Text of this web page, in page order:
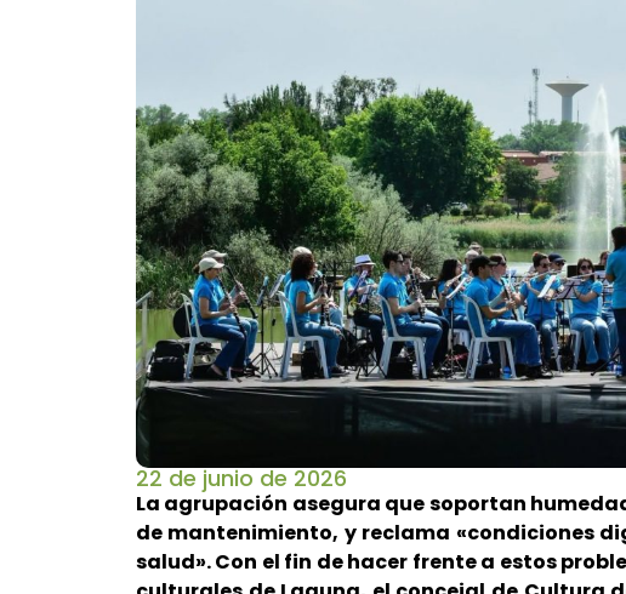
22 de junio de 2026
La agrupación asegura que soportan
de mantenimiento, y reclama «condiciones
salud». Con el fin de hacer frente a estos